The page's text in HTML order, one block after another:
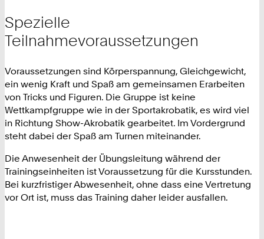
Spezielle
Teilnahmevoraussetzungen
Voraussetzungen sind Körperspannung, Gleichgewicht,
ein wenig Kraft und Spaß am gemeinsamen Erarbeiten
von Tricks und Figuren. Die Gruppe ist keine
Wettkampfgruppe wie in der Sportakrobatik, es wird viel
in Richtung Show-Akrobatik gearbeitet. Im Vordergrund
steht dabei der Spaß am Turnen miteinander.
Die Anwesenheit der Übungsleitung während der
Trainingseinheiten ist Voraussetzung für die Kursstunden.
Bei kurzfristiger Abwesenheit, ohne dass eine Vertretung
vor Ort ist, muss das Training daher leider ausfallen.